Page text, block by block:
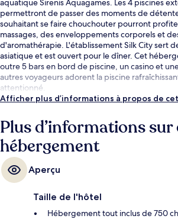
aquatique Sirenis Aquagames. Les 4 piscines
permettront de passer des moments de
souhaitant se faire chouchouter pourront
massages, des enveloppements corporels et
d'aromathérapie. L'établissement Silk City sert
asiatique et est ouvert pour le dîner. Cet
outre 5 bars en bord de piscine, un casino et
autres voyageurs adorent la piscine
attentionné.
Afficher plus d’informations à propos de
Plus d’informations sur
hébergement
Aperçu
Taille de l'hôtel
Hébergement tout inclus de 750